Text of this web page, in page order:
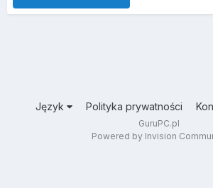
Język Polityka prywatności
GuruPC.pl
Powered by Invision